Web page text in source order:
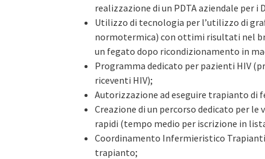
realizzazione di un PDTA aziendale per
Utilizzo di tecnologia per l’utilizzo di
normotermica) con ottimi risultati nel
un fegato dopo ricondizionamento in
Programma dedicato per pazienti HIV
riceventi HIV);
Autorizzazione ad eseguire trapianto di
Creazione di un percorso dedicato per
rapidi (tempo medio per iscrizione in
Coordinamento Infermieristico
trapianto;